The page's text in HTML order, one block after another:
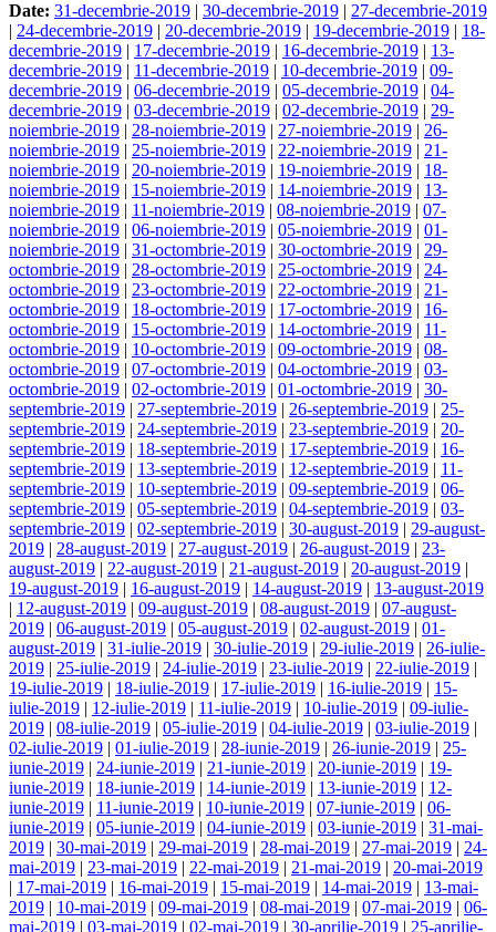
Date: 31-decembrie-2019 | 30-decembrie-2019 | 27-decembrie-2019
| 24-decembrie-2019 | 20-decembrie-2019 | 19-decembrie-2019 | 18-
decembrie-2019 | 17-decembrie-2019 | 16-decembrie-2019 | 13-
decembrie-2019 | 11-decembrie-2019 | 10-decembrie-2019 | 09-
decembrie-2019 | 06-decembrie-2019 | 05-decembrie-2019 | 04-
decembrie-2019 | 03-decembrie-2019 | 02-decembrie-2019 | 29-
noiembrie-2019 | 28-noiembrie-2019 | 27-noiembrie-2019 | 26-
noiembrie-2019 | 25-noiembrie-2019 | 22-noiembrie-2019 | 21-
noiembrie-2019 | 20-noiembrie-2019 | 19-noiembrie-2019 | 18-
noiembrie-2019 | 15-noiembrie-2019 | 14-noiembrie-2019 | 13-
noiembrie-2019 | 11-noiembrie-2019 | 08-noiembrie-2019 | 07-
noiembrie-2019 | 06-noiembrie-2019 | 05-noiembrie-2019 | 01-
noiembrie-2019 | 31-octombrie-2019 | 30-octombrie-2019 | 29-
octombrie-2019 | 28-octombrie-2019 | 25-octombrie-2019 | 24-
octombrie-2019 | 23-octombrie-2019 | 22-octombrie-2019 | 21-
octombrie-2019 | 18-octombrie-2019 | 17-octombrie-2019 | 16-
octombrie-2019 | 15-octombrie-2019 | 14-octombrie-2019 | 11-
octombrie-2019 | 10-octombrie-2019 | 09-octombrie-2019 | 08-
octombrie-2019 | 07-octombrie-2019 | 04-octombrie-2019 | 03-
octombrie-2019 | 02-octombrie-2019 | 01-octombrie-2019 | 30-
septembrie-2019 | 27-septembrie-2019 | 26-septembrie-2019 | 25-
septembrie-2019 | 24-septembrie-2019 | 23-septembrie-2019 | 20-
septembrie-2019 | 18-septembrie-2019 | 17-septembrie-2019 | 16-
septembrie-2019 | 13-septembrie-2019 | 12-septembrie-2019 | 11-
septembrie-2019 | 10-septembrie-2019 | 09-septembrie-2019 | 06-
septembrie-2019 | 05-septembrie-2019 | 04-septembrie-2019 | 03-
septembrie-2019 | 02-septembrie-2019 | 30-august-2019 | 29-august-
2019 | 28-august-2019 | 27-august-2019 | 26-august-2019 | 23-
august-2019 | 22-august-2019 | 21-august-2019 | 20-august-2019 |
19-august-2019 | 16-august-2019 | 14-august-2019 | 13-august-2019
| 12-august-2019 | 09-august-2019 | 08-august-2019 | 07-august-
2019 | 06-august-2019 | 05-august-2019 | 02-august-2019 | 01-
august-2019 | 31-iulie-2019 | 30-iulie-2019 | 29-iulie-2019 | 26-iulie-
2019 | 25-iulie-2019 | 24-iulie-2019 | 23-iulie-2019 | 22-iulie-2019 |
19-iulie-2019 | 18-iulie-2019 | 17-iulie-2019 | 16-iulie-2019 | 15-
iulie-2019 | 12-iulie-2019 | 11-iulie-2019 | 10-iulie-2019 | 09-iulie-
2019 | 08-iulie-2019 | 05-iulie-2019 | 04-iulie-2019 | 03-iulie-2019 |
02-iulie-2019 | 01-iulie-2019 | 28-iunie-2019 | 26-iunie-2019 | 25-
iunie-2019 | 24-iunie-2019 | 21-iunie-2019 | 20-iunie-2019 | 19-
iunie-2019 | 18-iunie-2019 | 14-iunie-2019 | 13-iunie-2019 | 12-
iunie-2019 | 11-iunie-2019 | 10-iunie-2019 | 07-iunie-2019 | 06-
iunie-2019 | 05-iunie-2019 | 04-iunie-2019 | 03-iunie-2019 | 31-mai-
2019 | 30-mai-2019 | 29-mai-2019 | 28-mai-2019 | 27-mai-2019 | 24-
mai-2019 | 23-mai-2019 | 22-mai-2019 | 21-mai-2019 | 20-mai-2019
| 17-mai-2019 | 16-mai-2019 | 15-mai-2019 | 14-mai-2019 | 13-mai-
2019 | 10-mai-2019 | 09-mai-2019 | 08-mai-2019 | 07-mai-2019 | 06-
mai-2019 | 03-mai-2019 | 02-mai-2019 | 30-aprilie-2019 | 25-aprilie-